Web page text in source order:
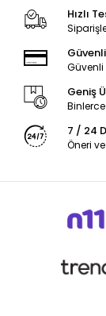
Hızlı
Geniş
7 / 24
Öneri